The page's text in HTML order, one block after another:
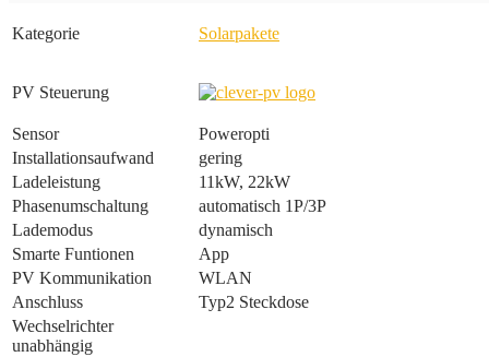
Kategorie Solarpakete
PV Steuerung
Sensor
Poweropti
Installationsaufwand
gering
Ladeleistung
11kW, 22kW
Phasenumschaltung
automatisch 1P/3P
Lademodus
dynamisch
Smarte Funtionen
App
PV Kommunikation
WLAN
Anschluss
Typ2 Steckdose
Wechselrichter
unabhängig